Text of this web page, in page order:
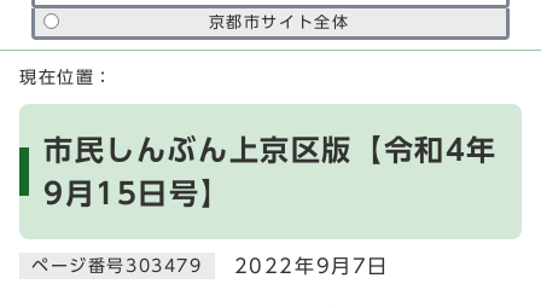
京都市サイト全体
ここから本文です
現在位置：
市民しんぶん上京区版【令和4年
9月15日号】
ページ番号303479 2022年9月7日